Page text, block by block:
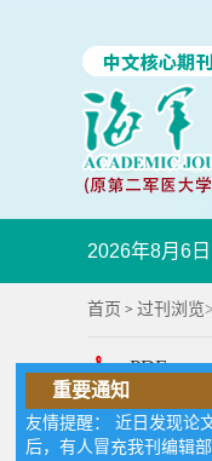
2026年8月6
首页 > 过刊浏览>
PDF
人工智能
重要通知
友情提醒： 近日发现论
后，有人冒充我刊编辑